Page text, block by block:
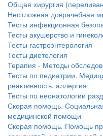
Общая хирургия
Неотложная доврачебная
Тесты инфекционная
Тесты акушерство и
Тесты гастроэнтерология
Тесты диетология
Терапия - Методы
Тесты по педиатрии.
реактивность, аллергия
Тесты по неонатологии
Скорая помощь.
медицинской помощи
Скорая помощь. Помощь